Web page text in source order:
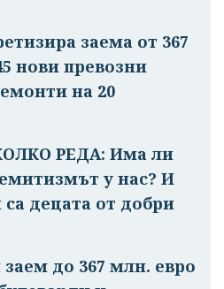
заема от 367
нови превозни
на 20
РЕДА: Има ли
у нас? И
децата от добри
до 367 млн. евро